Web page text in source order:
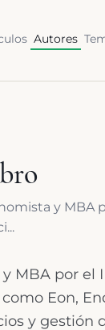
Autores
y MBA
MBA por el
Eon,
y gestión